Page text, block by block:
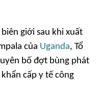
giới sau khi xuất
của Uganda, Tổ
bố đợt bùng phát
cấp y tế công